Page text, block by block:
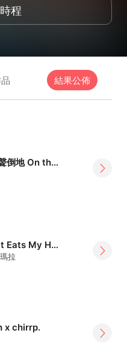
程
結果公佈
The Co-Pilots X 應聲倒地 On the Floor
貓咪庫瑪拉 x My Cat Eats My Hand
拉
x chirrp.